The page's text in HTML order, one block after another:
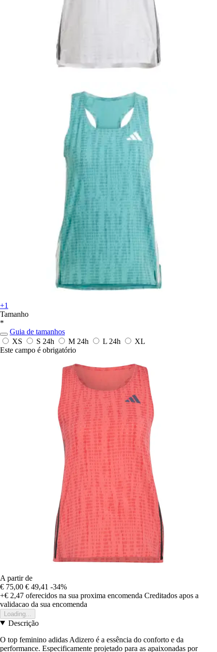
+1
Tamanho
*
Guia de tamanhos
XS
S 24h M 24h L 24h
XL
Este campo é obrigatório
A partir de
€ 75,00 € 49,41 -34%
+€ 2,47 oferecidos na sua proxima encomenda Creditados apos a
validacao da sua encomenda
Loading...
Descrição
O top feminino adidas Adizero é a essência do conforto e da
performance. Especificamente projetado para as apaixonadas por